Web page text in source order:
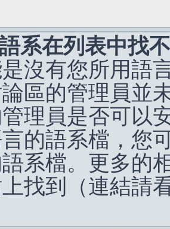
系在列表中找
沒有您所用語
區的管理員並
理員是否可以
的語系檔，您
系檔。更多的
找到（連結請